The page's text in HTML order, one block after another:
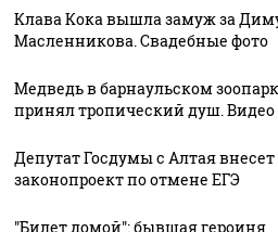
было с 1945: чего
В
Клава Кока вышла замуж за
Масленникова. Свадебные фото
Медведь в барнаульском
принял тропический душ. Видео
Депутат Госдумы с Алтая внесет
законопроект по отмене ЕГЭ
"Билет домой": бывшая героиня